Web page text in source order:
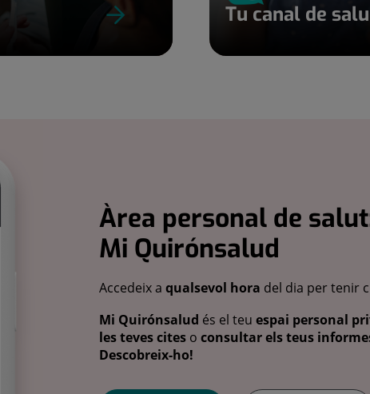
Tu canal de
Àrea personal de
Mi Quirónsalud
Accedeix a qualsevol hora del dia per tenir
Mi Quirónsalud és el teu espai personal
les teves cites o consultar els teus
Descobreix-ho!